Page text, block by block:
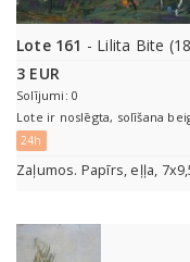
Lote 161 - Lilita Bite
3 EUR
Solījumi: 0
Lote ir noslēgta, solīšana
24h
Zaļumos. Papīrs, eļļa,